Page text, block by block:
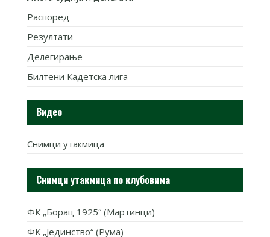
Распоред
Резултати
Делегирање
Билтени Кадетска лига
Видео
Снимци утакмица
Снимци утакмица по клубовима
ФК „Борац 1925“ (Мартинци)
ФК „Јединство“ (Рума)